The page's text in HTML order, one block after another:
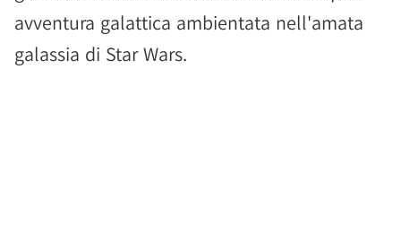
avventura galattica ambientata nell'amata
galassia di Star Wars.